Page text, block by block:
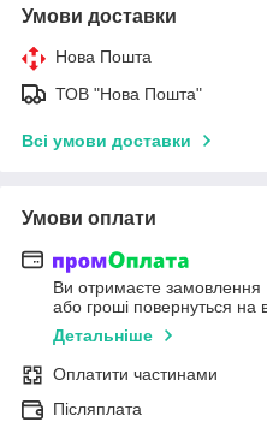
Умови доставки
Нова Пошта
ТОВ "Нова Пошта"
Всі умови доставки
Умови оплати
Ви отримаєте замовлення
або гроші повернуться на
Детальніше
Оплатити частинами
Післяплата